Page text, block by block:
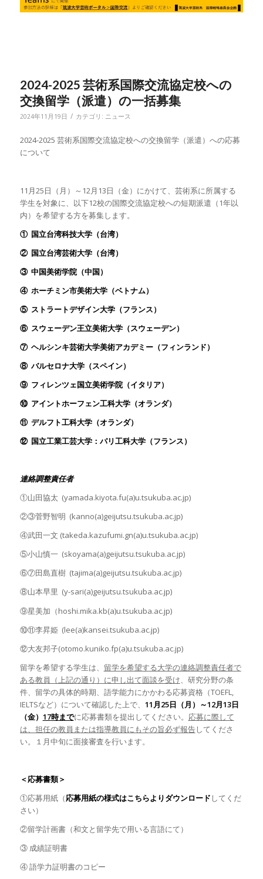
2024-2025 芸術系国際交流協定校への
交換留学（派遣）の一括募集
2024年11月19日 / カテゴリ: ニュース
2024-2025 芸術系国際交流協定校への交換留学（派遣）への応募
について
11月25日（月）～12月13日（金）にかけて、芸術系に所属する
学生を対象に、以下12校の国際交流協定校への短期派遣（1年以
内）を希望する方を募集します。
①国立台湾科技大学（台湾）
②国立台湾芸術大学（台湾）
③中国美術学院（中国）
④ホーチミン市美術大学（ベトナム）
⑤ストラートデザイン大学（フランス）
⑥ スウェーデン王立美術大学（スウェーデン）
⑦ ヘルシンキ芸術大学美術アカデミー（フィンランド）
⑧ バルセロナ大学（スペイン）
⑨ フィレンツェ国立美術学院（イタリア）
⑩ アイントホーフェン工科大学（オランダ）
⑪ デルフト工科大学（オランダ）
⑫ 国立工業工芸大学：パリ工科大学（フランス）
連絡調整責任者
①山田協太 (yamada.kiyota.fu(a)u.tsukuba.ac.jp)
②③菅野智明 (kanno(a)geijutsu.tsukuba.ac.jp)
④武田一文 (takeda.kazufumi.gn(a)u.tsukuba.ac.jp)
⑤小山慎一 (skoyama(a)geijutsu.tsukuba.ac.jp)
⑥⑦田島直樹 (tajima(a)geijutsu.tsukuba.ac.jp)
⑧山本早里 (y-sari(a)geijutsu.tsukuba.ac.jp)
⑨星美加（hoshi.mika.kb(a)u.tsukuba.ac.jp)
⑩⑪李昇姫 (lee(a)kansei.tsukuba.ac.jp)
⑫大友邦子(otomo.kuniko.fp(a)u.tsukuba.ac.jp)
留学を希望する学生は、 留学を希望する大学の連絡調整責任者で
ある教員（上記の通り）に申し出て面談を受け、研究分野の条
件、留学の具体的時期、語学能力にかかわる応募資格（TOEFL,
IELTSなど）について確認した上で、 11月25日（月）～12月13日
（金） 17時までに応募書類を提出してください。 応募に際して
は、担任の教員または指導教員にもその旨必ず報告してくださ
い。１月中旬に面接審査を行います。
＜応募書類＞
①応募用紙（応募用紙の様式はこちらよりダウンロードしてくだ
さい）
②留学計画書（和文と留学先で用いる言語にて）
③ 成績証明書
④ 語学力証明書のコピー